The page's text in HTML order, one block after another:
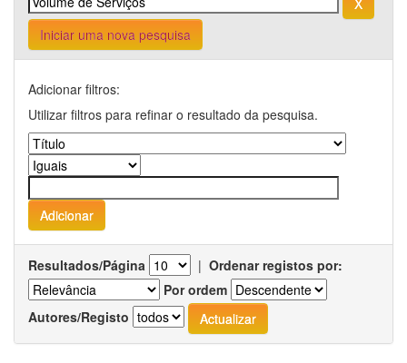
Iniciar uma nova pesquisa
Adicionar filtros:
Utilizar filtros para refinar o resultado da pesquisa.
Resultados/Página | Ordenar registos por:
Por ordem
Autores/Registo